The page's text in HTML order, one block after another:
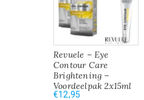
Revuele – Eye
Contour Care
Brightening –
Voordeelpak 2x15ml
€12,95